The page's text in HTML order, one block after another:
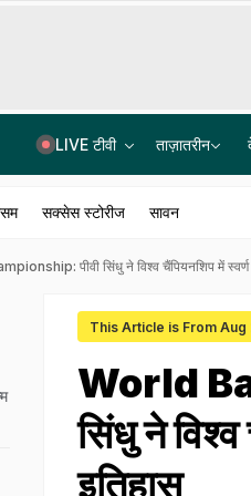
LIVE टीवी ताज़ातरीन
सक्सेस स्टोरीज सावन
पीवी सिंधु ने विश्व चैंपियनशिप में स्वर्ण
This Article is From Aug
World
सिंधु ने
इतिहास